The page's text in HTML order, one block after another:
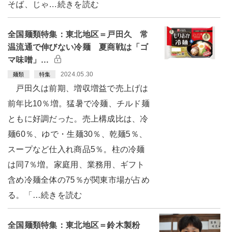
そば、じゃ…続きを読む
全国麺類特集：東北地区＝戸田久 常
温流通で伸びない冷麺 夏商戦は「ゴ
マ味噌」…
麺類 特集 2024.05.30
戸田久は前期、増収増益で売上げは
前年比10％増。猛暑で冷麺、チルド麺
ともに好調だった。売上構成比は、冷
麺60％、ゆで・生麺30％、乾麺5％、
スープなど仕入れ商品5％。柱の冷麺
は同7％増。家庭用、業務用、ギフト
含め冷麺全体の75％が関東市場が占め
る。「…続きを読む
全国麺類特集：東北地区＝鈴木製粉